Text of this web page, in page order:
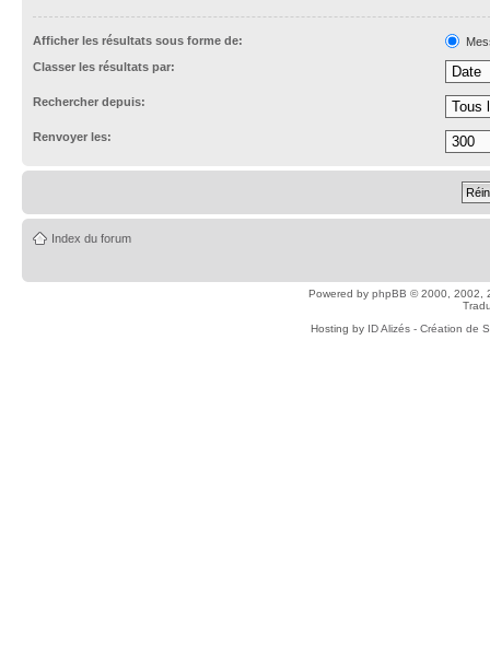
Afficher les résultats sous forme de:
Classer les résultats par:
Rechercher depuis:
Renvoyer les:
Index du forum
Powered by phpBB © 2000, 2002,
Hosting by ID Alizés - Création de